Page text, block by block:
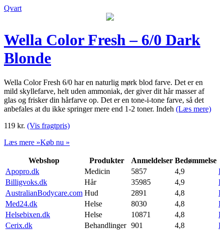
Qvart
Wella Color Fresh – 6/0 Dark
Blonde
Wella Color Fresh 6/0 har en naturlig mørk blod farve. Det er en
mild skyllefarve, helt uden ammoniak, der giver dit hår masser af
glas og frisker din hårfarve op. Det er en tone-i-tone farve, så det
anbefales at du ikke springer mere end 1-2 toner. Indeh (Læs mere)
119 kr. (Vis fragtpris)
Læs mere »Køb nu »
Webshop Produkter Anmeldelser Bedømmelse
Apopro.dk
Medicin 5857 4,9
Billigvoks.dk
Hår 35985 4,9
AustralianBodycare.com Hud 2891 4,8
Med24.dk
Helse 8030 4,8
Helsebixen.dk
Helse 10871 4,8
Cerix.dk
Behandlinger 901 4,8